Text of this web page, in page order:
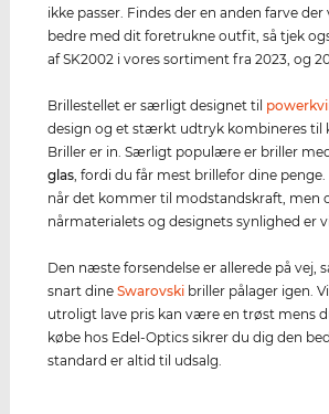
ikke passer. Findes der en anden farve
bedre med dit foretrukne outfit, så tjek
af SK2002 i vores sortiment fra 2023, og
Brillestellet er særligt designet til
design og et stærkt udtryk kombineres til
Briller er in. Særligt populære er briller
glas, fordi du får mest brillefor dine penge.
når det kommer til modstandskraft, men
nårmaterialets og designets synlighed er
Den næste forsendelse er allerede på vej,
snart dineSwarovski briller pålager igen.
utroligt lave pris kan være en trøst mens
købe hos Edel-Optics sikrer du dig den
standard er altid til udsalg.